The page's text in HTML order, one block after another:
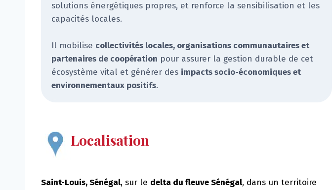
solutions énergétiques propres, et renforce la sensibilisation et les
capacités locales.
Il mobilise collectivités locales, organisations communautaires et
partenaires de coopération pour assurer la gestion durable de cet
écosystème vital et générer des impacts socio-économiques et
environnementaux positifs.
Localisation
Saint-Louis, Sénégal, sur le delta du fleuve Sénégal, dans un territoire